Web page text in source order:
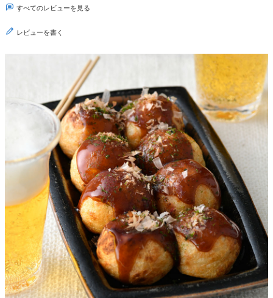
すべてのレビューを見る
レビューを書く